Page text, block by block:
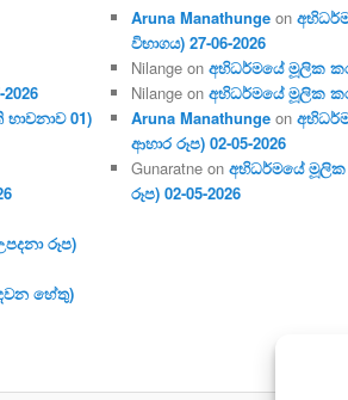
01)
රූප)
හේතු)
Aruna Manathunge on
විභාගය) 27-06-2026
Nilange onඅභිධර්මයේ මූලික
Nilange onඅභිධර්මයේ මූලික
Aruna Manathunge on
ආහාර රූප) 02-05-2026
Gunaratne onඅභිධර්මයේ මූලික
රූප) 02-05-2026